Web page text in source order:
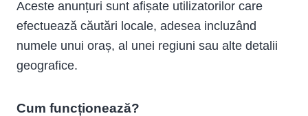
Aceste anunțuri sunt afișate utilizatorilor care
efectuează căutări locale, adesea incluzând
numele unui oraș, al unei regiuni sau alte detalii
geografice.
Cum funcționează?